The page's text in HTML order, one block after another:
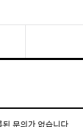
된 문의가 없습니다.